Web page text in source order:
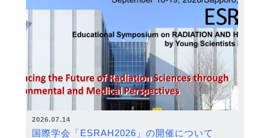
2026.07.14
国際学会「ESRAH2026」の開催について